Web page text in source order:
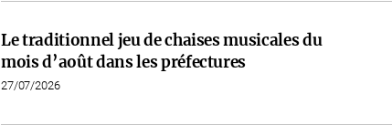
Le traditionnel jeu de chaises musicales du
mois d’août dans les préfectures
27/07/2026